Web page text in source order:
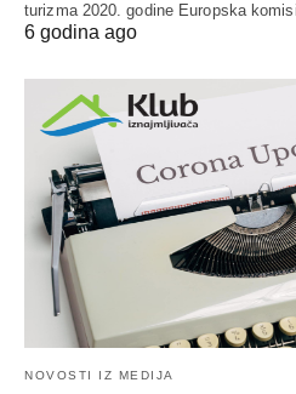
turizma 2020. godine Europska
6 godina ago
NOVOSTI IZ MEDIJA